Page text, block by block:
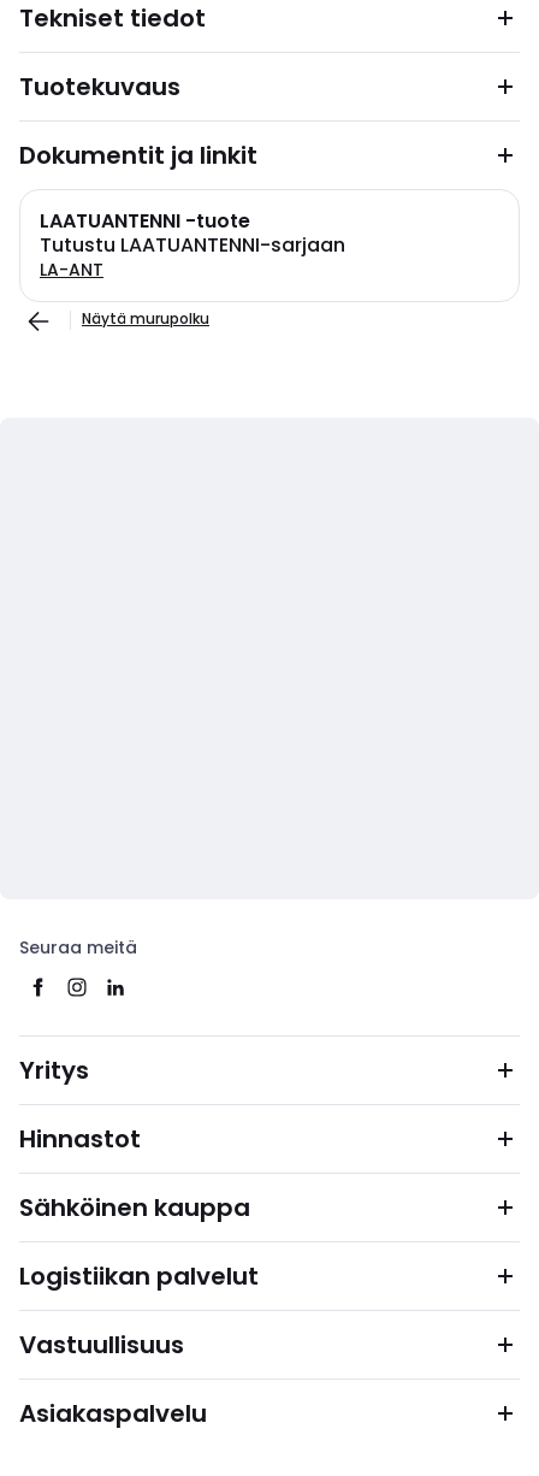
Tekniset tiedot
Tuotekuvaus
Dokumentit ja linkit
LAATUANTENNI -tuote
Tutustu LAATUANTENNI-sarjaan
LA-ANT
Näytä murupolku
Seuraa meitä
Yritys
Hinnastot
Sähköinen kauppa
Logistiikan palvelut
Vastuullisuus
Asiakaspalvelu